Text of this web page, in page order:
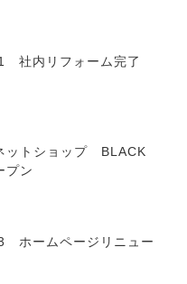
社内リフォーム完了
トショップ BLACK
ン
ホームページリニュー